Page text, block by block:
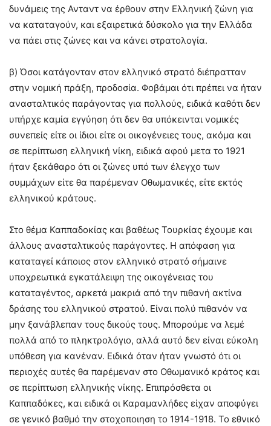
δυνάμεις της Ανταντ να έρθουν στην Ελληνική ζώνη για
να καταταγούν, και εξαιρετικά δύσκολο για την Ελλάδα
να πάει στις ζώνες και να κάνει στρατολογία.
β) Όσοι κατάγονταν στον ελληνικό στρατό διέπρατταν
στην νομική πράξη, προδοσία. Φοβάμαι ότι πρέπει να ήταν
ανασταλτικός παράγοντας για πολλούς, ειδικά καθότι δεν
υπήρχε καμία εγγύηση ότι δεν θα υπόκεινται νομικές
συνεπείς είτε οι ίδιοι είτε οι οικογένειες τους, ακόμα και
σε περίπτωση ελληνική νίκη, ειδικά αφού μετα το 1921
ήταν ξεκάθαρο ότι οι ζώνες υπό των έλεγχο των
συμμάχων είτε θα παρέμεναν Οθωμανικές, είτε εκτός
ελληνικού κράτους.
Στο θέμα Καππαδοκίας και βαθέως Τουρκίας έχουμε και
άλλους ανασταλτικούς παράγοντες. Η απόφαση για
καταταγεί κάποιος στον ελληνικό στρατό σήμαινε
υποχρεωτικά εγκατάλειψη της οικογένειας του
καταταγέντος, αρκετά μακριά από την πιθανή ακτίνα
δράσης του ελληνικού στρατού. Είναι πολύ πιθανόν να
μην ξανάβλεπαν τους δικούς τους. Μπορούμε να λεμέ
πολλά από το πληκτρολόγιο, αλλά αυτό δεν είναι εύκολη
υπόθεση για κανέναν. Ειδικά όταν ήταν γνωστό ότι οι
περιοχές αυτές θα παρέμεναν στο Οθωμανικό κράτος και
σε περίπτωση ελληνικής νίκης. Επιπρόσθετα οι
Καππαδόκες, και ειδικά οι Καραμανλήδες είχαν αποφύγει
σε γενικό βαθμό την στοχοποιηση το 1914-1918. Το εθνικό